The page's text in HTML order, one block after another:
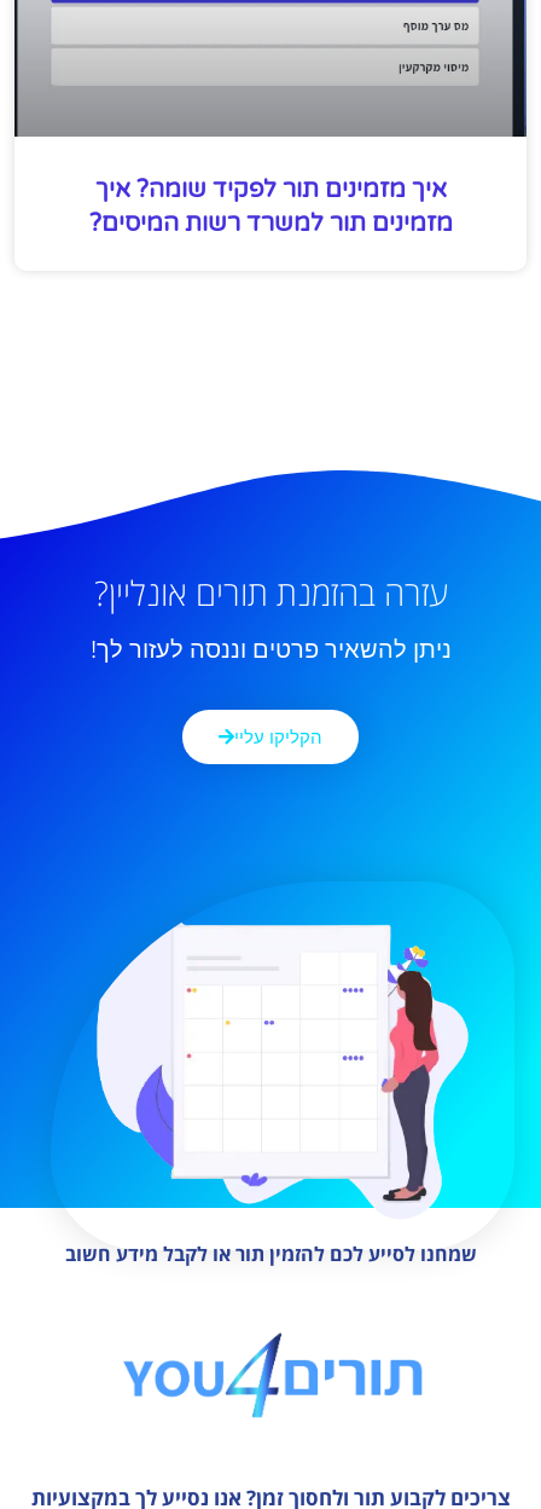
איך מזמינים תור לפקיד שומה? איך
מזמינים תור למשרד רשות המיסים?
עזרה בהזמנת תורים אונליין?
ניתן להשאיר פרטים וננסה לעזור לך!
הקליקו עליי
שמחנו לסייע לכם להזמין תור או לקבל מידע חשוב
צריכים לקבוע תור ולחסוך זמן? אנו נסייע לך במקצועיות